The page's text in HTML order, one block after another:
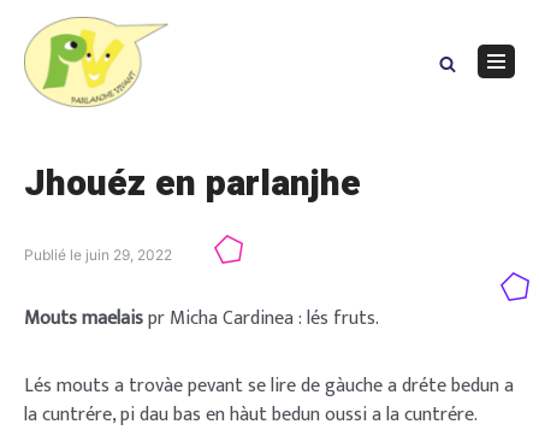
content
Jhouéz en parlanjhe
Publié le juin 29, 2022
Mouts maelaispr Micha Cardinea : lés fruts.
Lés mouts a trovàe pevant se lire de gàuche a dréte bedun a
la cuntrére, pi dau bas en hàut bedun oussi a la cuntrére.